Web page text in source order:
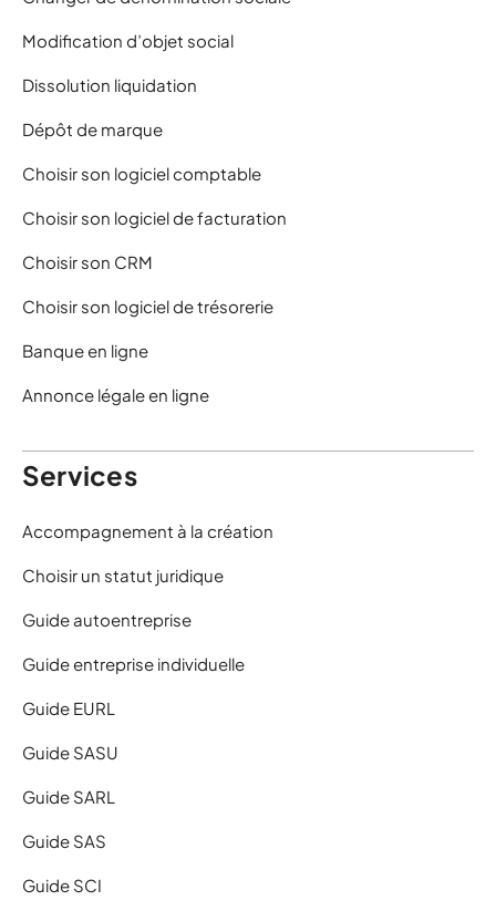
Modification d’objet social
Dissolution liquidation
Dépôt de marque
Choisir son logiciel comptable
Choisir son logiciel de facturation
Choisir son CRM
Choisir son logiciel de trésorerie
Banque en ligne
Annonce légale en ligne
Services
Accompagnement à la création
Choisir un statut juridique
Guide autoentreprise
Guide entreprise individuelle
Guide EURL
Guide SASU
Guide SARL
Guide SAS
Guide SCI